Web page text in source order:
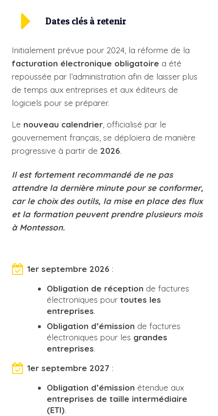
Dates clés à retenir
Initialement prévue pour 2024, la réforme de la
facturation électronique obligatoire a été
repoussée par l’administration afin de laisser plus
de temps aux entreprises et aux éditeurs de
logiciels pour se préparer.
Le nouveau calendrier , officialisé par le
gouvernement français, se déploiera de manière
progressive à partir de 2026.
Il est fortement recommandé de ne pas
attendre la dernière minute pour se conformer,
car le choix des outils, la mise en place des flux
et la formation peuvent prendre plusieurs mois
à Montesson.
1er septembre 2026 :
Obligation de réception de factures
électroniques pourtoutes les
entreprises.
Obligation d’émission de factures
électroniques pour les grandes
entreprises.
1er septembre 2027 :
Obligation d’émission étendue aux
entreprises de taille intermédiaire
(ETI).